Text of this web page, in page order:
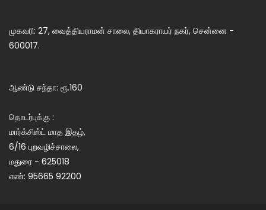
முகவரி: 27, வைத்தியராமன் சாலை, தியாகராயர் நகர், சென்னை -
600017.
ஆண்டு சந்தா: ரூ.160
தொடர்புக்கு :
மார்க்சிஸ்ட் மாத இதழ்,
6/16 புறவழிச்சாலை,
மதுரை - 625018
எண்: 95665 92200